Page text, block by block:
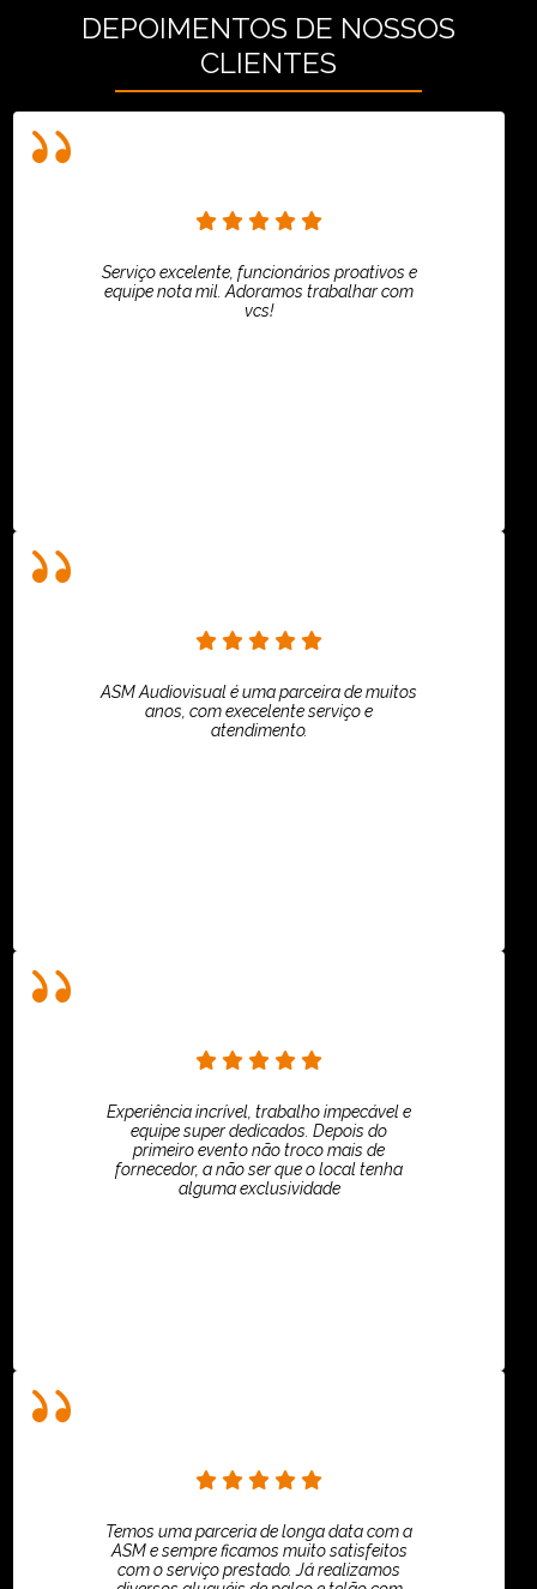
DEPOIMENTOS DE NOSSOS
CLIENTES
Serviço excelente, funcionários proativos e
equipe nota mil. Adoramos trabalhar com
vcs!
ASM Audiovisual é uma parceira de muitos
anos, com execelente serviço e
atendimento.
Experiência incrível, trabalho impecável e
equipe super dedicados. Depois do
primeiro evento não troco mais de
fornecedor, a não ser que o local tenha
alguma exclusividade
Temos uma parceria de longa data com a
ASM e sempre ficamos muito satisfeitos
com o serviço prestado. Já realizamos